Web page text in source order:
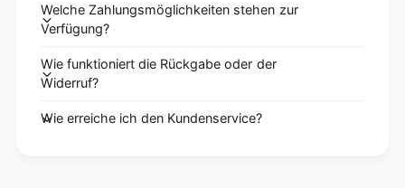
Welche Zahlungsmöglichkeiten stehen zur
Verfügung?
Wie funktioniert die Rückgabe oder der
Widerruf?
Wie erreiche ich den Kundenservice?